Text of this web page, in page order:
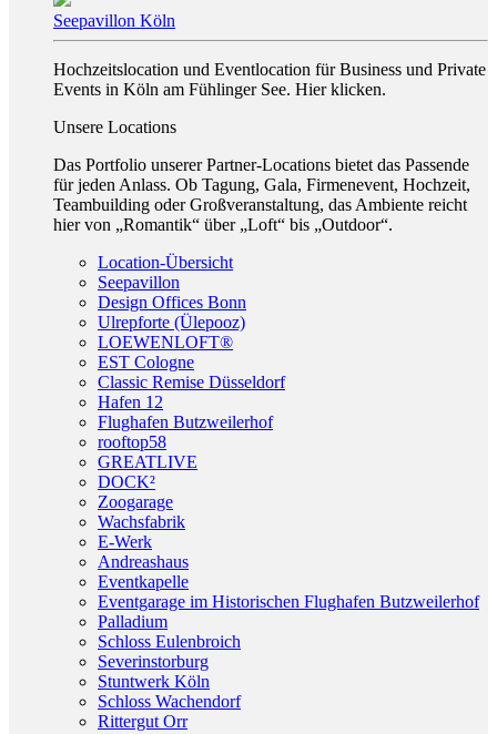
Seepavillon Köln
Hochzeitslocation und Eventlocation für Business und Private
Events in Köln am Fühlinger See. Hier klicken.
Unsere Locations
Das Portfolio unserer Partner-Locations bietet das Passende
für jeden Anlass. Ob Tagung, Gala, Firmenevent, Hochzeit,
Teambuilding oder Großveranstaltung, das Ambiente reicht
hier von „Romantik“ über „Loft“ bis „Outdoor“.
Location-Übersicht
Seepavillon
Design Offices Bonn
Ulrepforte (Ülepooz)
LOEWENLOFT®
EST Cologne
Classic Remise Düsseldorf
Hafen 12
Flughafen Butzweilerhof
rooftop58
GREATLIVE
DOCK²
Zoogarage
Wachsfabrik
E-Werk
Andreashaus
Eventkapelle
Eventgarage im Historischen Flughafen Butzweilerhof
Palladium
Schloss Eulenbroich
Severinstorburg
Stuntwerk Köln
Schloss Wachendorf
Rittergut Orr